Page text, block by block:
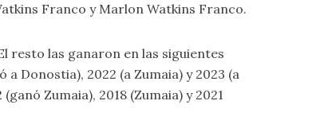
Franco y Marlon Watkins Franco.
resto las ganaron en las siguientes
a Donostia), 2022 (a Zumaia) y 2023 (a
Zumaia), 2018 (Zumaia) y 2021